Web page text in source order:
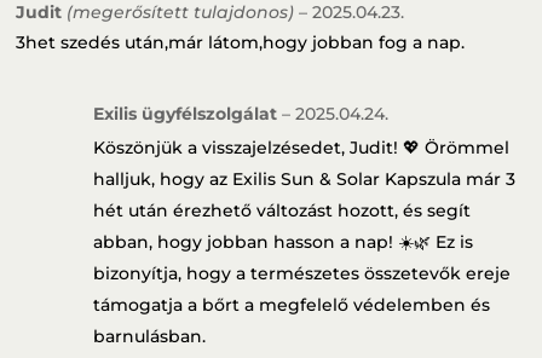
Értékelés:
5/ 5
Judit (megerősített tulajdonos) – 2025.04.23.
3het szedés után,már látom,hogy jobban fog a nap.
Exilis ügyfélszolgálat– 2025.04.24.
Köszönjük a visszajelzésedet, Judit! 💖 Örömmel
halljuk, hogy az Exilis Sun & Solar Kapszula már 3
hét után érezhető változást hozott, és segít
abban, hogy jobban hasson a nap! ☀️🌿 Ez is
bizonyítja, hogy a természetes összetevők ereje
támogatja a bőrt a megfelelő védelemben és
barnulásban.